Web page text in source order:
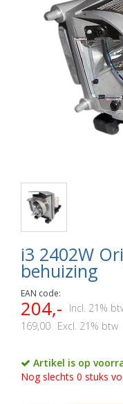
i3 2402W
behuizing
EAN code:
204,-
Incl. 21%
169,00 Excl. 21% btw
Artikel is op
Nog slechts 0 stuks